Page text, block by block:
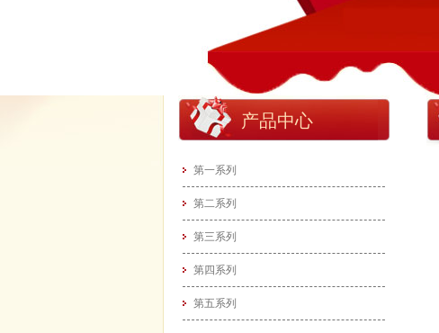
产品中心
第一系列
第二系列
第三系列
第四系列
第五系列